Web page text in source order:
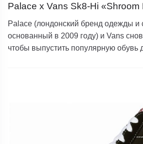
Palace x Vans Sk8-Hi «Shroom
Palace (лондонский бренд одежды и
основанный в 2009 году) и Vans
чтобы выпустить популярную обувь